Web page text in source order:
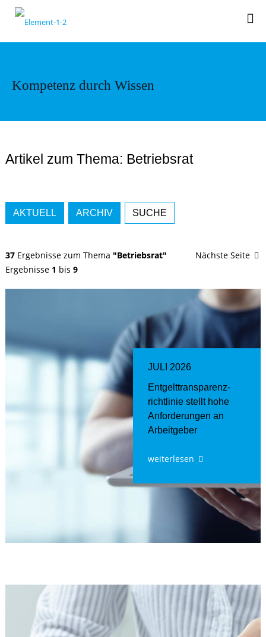
Kompetenz durch Wissen
Artikel zum Thema: Betriebsrat
AKTUELL ARCHIV SUCHE
37 Ergebnisse zum Thema "Betriebsrat"
Ergebnisse 1 bis9
Nächste Seite
JULI 2026
Entgelttransparenz​­
richtlinie stellt hohe
Anforderungen an
Arbeitgeber
weiterlesen